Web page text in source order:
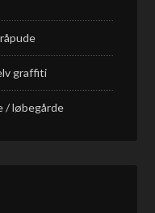
graffiti
/ løbegårde